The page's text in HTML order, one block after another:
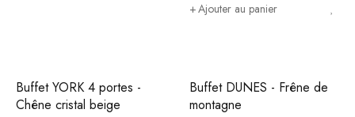
Ajouter au panier
Buffet YORK 4 portes -
Chêne cristal beige
Buffet DUNES - Frêne de
montagne